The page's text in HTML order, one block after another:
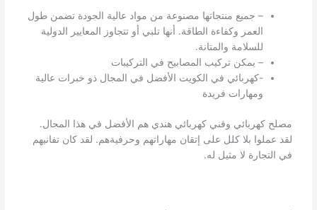
– جميع منتجاتها مصنوعة من مواد عالية الجودة تضمن طول
العمر وكفاءة الطاقة. أنها تلبي أو تتجاوز المعايير الدولية
للسلامة والمتانة.
– يمكن تركيب المصابيح في التركيبات
-كهربائي في الكويت الأفضل في المجال ذو خبرات عالية
ومهارات فريدة
مصلح كهربائي وفني كهربائي هندي هم الأفضل في هذا المجال.
لقد عملوا بلا كلل على إتقان مهاراتهم وحرفيةهم. لقد كان تفانيهم
في التجارة لا مثيل له.